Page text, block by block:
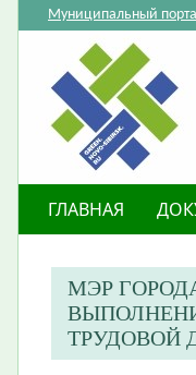
Муниципальный
ГЛАВНАЯ
МЭР
ТРУДОВОЙ